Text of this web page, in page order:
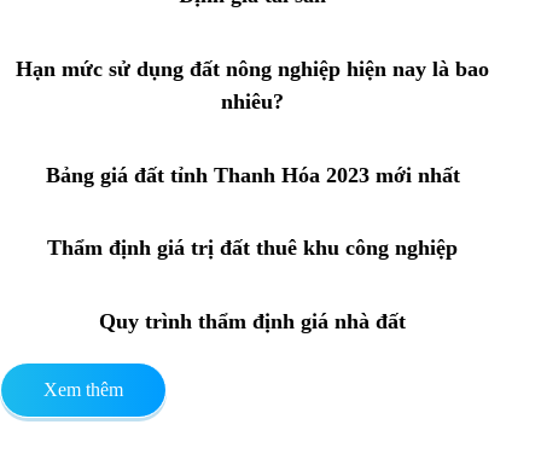
Hạn mức sử dụng đất nông nghiệp hiện nay là bao
nhiêu?
Bảng giá đất tỉnh Thanh Hóa 2023 mới nhất
Thẩm định giá trị đất thuê khu công nghiệp
Quy trình thẩm định giá nhà đất
Xem thêm